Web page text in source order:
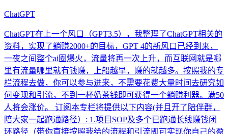
ChatGPT
ChatGPT在上一个风口（GPT3.5），我整理了ChatGPT相关的
资料，实现了躺赚2000+的目标，GPT 4的新风口已经到来，
一夜之间整个ai圈爆火，流量将再一次上升，而互联网就是哪
里有流量哪里就有钱赚，上船越早，赚的就越多。按照我的专
栏流程去做，你可以参与进来，不需要花费大量时间去研究如
何变现和引流，不到一杯奶茶钱即可获得一个躺赚利器。满50
人将会涨价。 订阅本专栏将提供以下内容(并且开了陪伴群，
陪大家一起跑通路径）: 1.项目SOP及多个已跑通长线赚钱闭
环路径（带你直接按照我给的流程和引流即可实现你自己的盈